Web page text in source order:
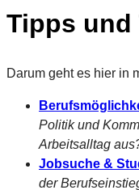
Tipps und
Darum geht es hier in
Politik und
Arbeitsalltag
Jobsuche &
der